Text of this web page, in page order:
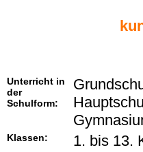
Unterricht in
der
Schulform:
Klassen: 1. bis 13.